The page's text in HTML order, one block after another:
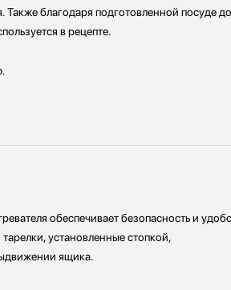
Также благодаря подготовленной посуде
в рецепте.
обеспечивает безопасность и
установленные стопкой,
ящика.